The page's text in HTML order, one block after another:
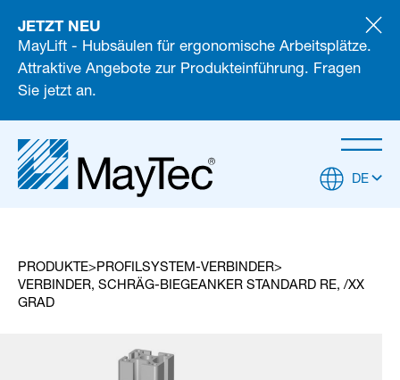
JETZT NEU
MayLift - Hubsäulen für ergonomische Arbeitsplätze.
Attraktive Angebote zur Produkteinführung. Fragen
Sie jetzt an.
DE
PRODUKTE
PROFILSYSTEM-VERBINDER
VERBINDER, SCHRÄG-BIEGEANKER STANDARD RE, /XX
GRAD